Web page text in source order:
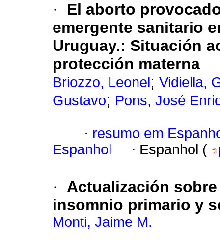
·
El aborto
emergente sanitario
Uruguay.: Situación
protección materna
Briozzo, Leonel ; Vidiella,
Gustavo; Pons, José
· resumo em
Espanhol
· Espanhol (
·
Actualización
insomnio primario y
Monti, Jaime M.